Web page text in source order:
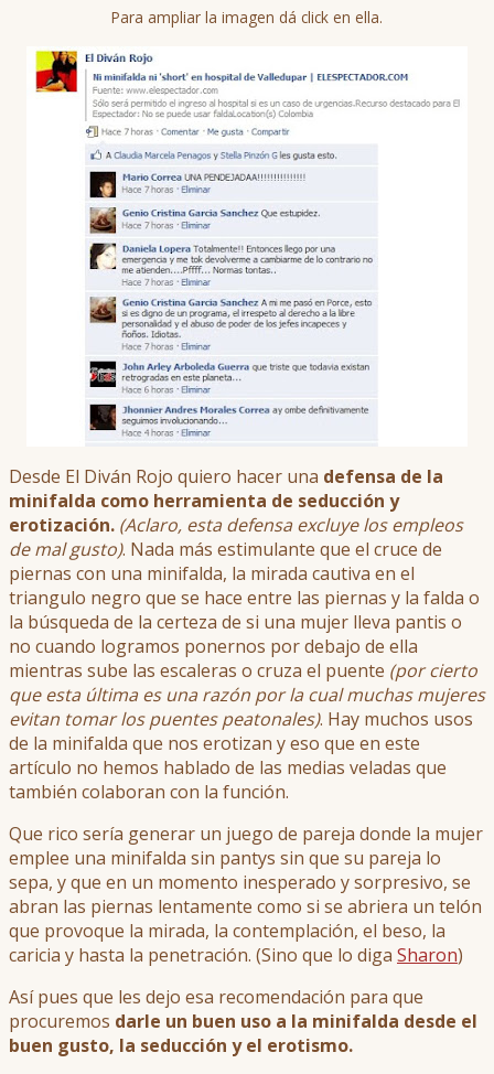
Para ampliar la imagen dá click en ella.
Desde El Diván Rojo quiero hacer una defensa de la
minifalda como herramienta de seducción y
erotización. (Aclaro, esta defensa excluye los empleos
de mal gusto). Nada más estimulante que el cruce de
piernas con una minifalda, la mirada cautiva en el
triangulo negro que se hace entre las piernas y la falda o
la búsqueda de la certeza de si una mujer lleva pantis o
no cuando logramos ponernos por debajo de ella
mientras sube las escaleras o cruza el puente (por cierto
que esta última es una razón por la cual muchas mujeres
evitan tomar los puentes peatonales). Hay muchos usos
de la minifalda que nos erotizan y eso que en este
artículo no hemos hablado de las medias veladas que
también colaboran con la función.
Que rico sería generar un juego de pareja donde la mujer
emplee una minifalda sin pantys sin que su pareja lo
sepa, y que en un momento inesperado y sorpresivo, se
abran las piernas lentamente como si se abriera un telón
que provoque la mirada, la contemplación, el beso, la
caricia y hasta la penetración. (Sino que lo diga Sharon)
Así pues que les dejo esa recomendación para que
procuremos darle un buen uso a la minifalda desde el
buen gusto, la seducción y el erotismo.